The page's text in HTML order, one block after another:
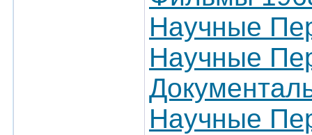
Научные
Научные
Научные